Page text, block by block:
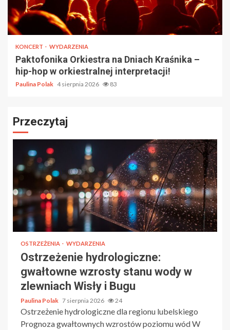
KONCERT WYDARZENIA
Paktofonika Orkiestra na Dniach Kraśnika –
hip-hop w orkiestralnej interpretacji!
Paulina Polak 4 sierpnia 2026 83
Przeczytaj
OSTRZEŻENIA WYDARZENIA
Ostrzeżenie hydrologiczne:
gwałtowne wzrosty stanu wody w
zlewniach Wisły i Bugu
Paulina Polak 7 sierpnia 2026 24
Ostrzeżenie hydrologiczne dla regionu lubelskiego
Prognoza gwałtownych wzrostów poziomu wód W